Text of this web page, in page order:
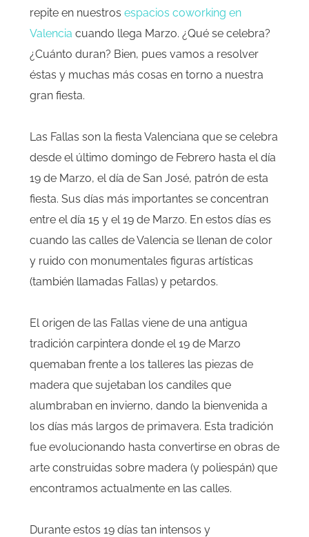
repite en nuestros espacios coworking en
Valencia cuando llega Marzo. ¿Qué se celebra?
¿Cuánto duran? Bien, pues vamos a resolver
éstas y muchas más cosas en torno a nuestra
gran fiesta.
Las Fallas son la fiesta Valenciana que se celebra
desde el último domingo de Febrero hasta el día
19 de Marzo, el día de San José, patrón de esta
fiesta. Sus días más importantes se concentran
entre el día 15 y el 19 de Marzo. En estos días es
cuando las calles de Valencia se llenan de color
y ruido con monumentales figuras artísticas
(también llamadas Fallas) y petardos.
El origen de las Fallas viene de una antigua
tradición carpintera donde el 19 de Marzo
quemaban frente a los talleres las piezas de
madera que sujetaban los candiles que
alumbraban en invierno, dando la bienvenida a
los días más largos de primavera. Esta tradición
fue evolucionando hasta convertirse en obras de
arte construidas sobre madera (y poliespán) que
encontramos actualmente en las calles.
Durante estos 19 días tan intensos y